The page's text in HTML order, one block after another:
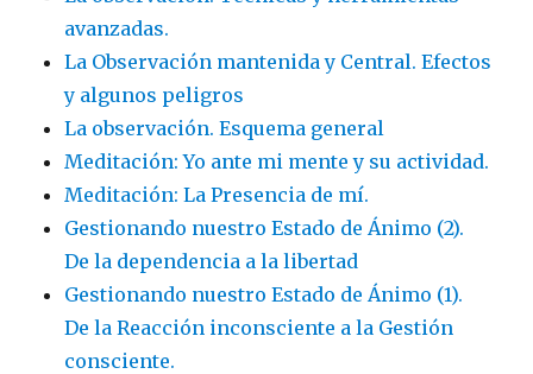
avanzadas.
La Observación mantenida y Central. Efectos
y algunos peligros
La observación. Esquema general
Meditación: Yo ante mi mente y su actividad.
Meditación: La Presencia de mí.
Gestionando nuestro Estado de Ánimo (2).
De la dependencia a la libertad
Gestionando nuestro Estado de Ánimo (1).
De la Reacción inconsciente a la Gestión
consciente.